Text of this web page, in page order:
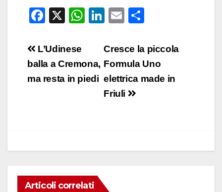
F
c
e
b
X
W
s
A
Li
k
e
dI
n
E
ail n
di
vi
Navigazione
articoli
Cresce la piccola
Formula Uno
elettrica made in
Friuli
L’Udinese
balla a Cremona,
ma resta in piedi
Articoli correlati